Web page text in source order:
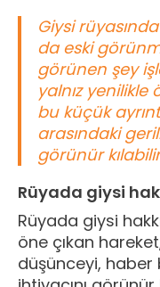
Giysi
da eski
görünen şey
yalnız
bu küçük
arasındaki
görünür
Rüyada giysi
Rüyada giysi
öne çıkan
düşünceyi, haber